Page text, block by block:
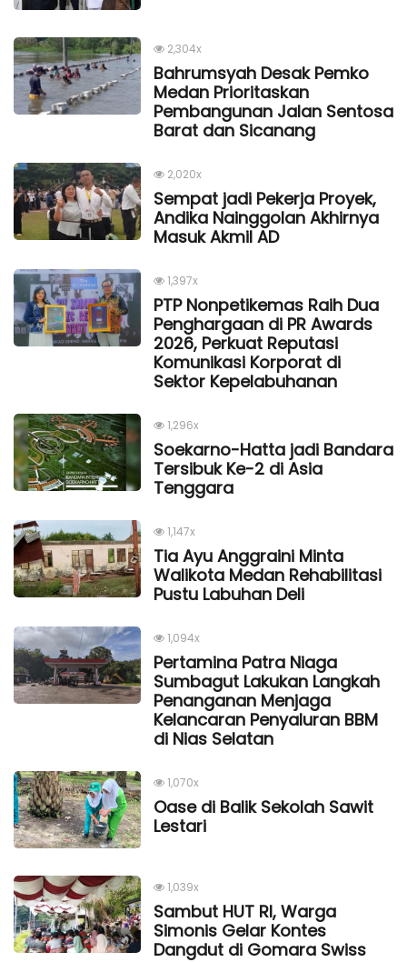
2,304x
Bahrumsyah Desak Pemko
Medan Prioritaskan
Pembangunan Jalan Sentosa
Barat dan Sicanang
2,020x
Sempat jadi Pekerja Proyek,
Andika Nainggolan Akhirnya
Masuk Akmil AD
1,397x
PTP Nonpetikemas Raih Dua
Penghargaan di PR Awards
2026, Perkuat Reputasi
Komunikasi Korporat di
Sektor Kepelabuhanan
1,296x
Soekarno-Hatta jadi Bandara
Tersibuk Ke-2 di Asia
Tenggara
1,147x
Tia Ayu Anggraini Minta
Walikota Medan Rehabilitasi
Pustu Labuhan Deli
1,094x
Pertamina Patra Niaga
Sumbagut Lakukan Langkah
Penanganan Menjaga
Kelancaran Penyaluran BBM
di Nias Selatan
1,070x
Oase di Balik Sekolah Sawit
Lestari
1,039x
Sambut HUT RI, Warga
Simonis Gelar Kontes
Dangdut di Gomara Swiss